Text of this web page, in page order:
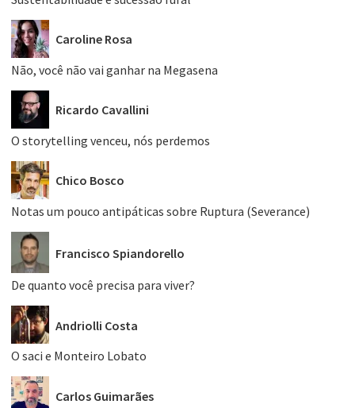
Caroline Rosa
Não, você não vai ganhar na Megasena
Ricardo Cavallini
O storytelling venceu, nós perdemos
Chico Bosco
Notas um pouco antipáticas sobre Ruptura (Severance)
Francisco Spiandorello
De quanto você precisa para viver?
Andriolli Costa
O saci e Monteiro Lobato
Carlos Guimarães